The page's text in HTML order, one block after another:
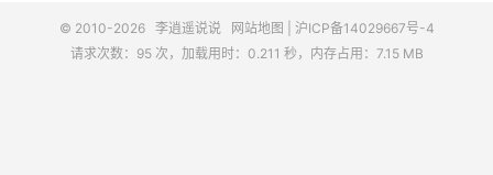
© 2010-2026 李逍遥说说 网站地图
沪ICP备14029667号-4
请求次数：95 次，加载用时：0.211 秒，内存占用：7.15 MB